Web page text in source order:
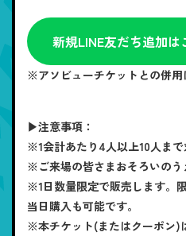
新規LINE友だち追加
※アソビューチケットとの併用
▶注意事項：
※1会計あたり4人以上10人まで
※ご来場の皆さまおそろいのう
※1日数量限定で販売します。
当日購入も可能です。
※本チケット(またはクーポン)